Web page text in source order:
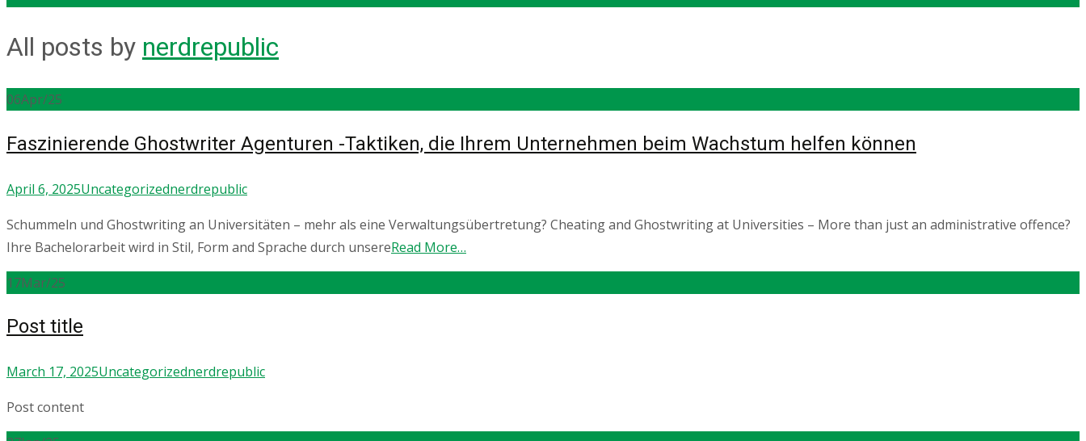
All posts by nerdrepublic
06Apr/25
Faszinierende Ghostwriter Agenturen -Taktiken, die Ihrem Unternehmen beim Wachstum helfen können
April 6, 2025Uncategorizednerdrepublic
Schummeln und Ghostwriting an Universitäten – mehr als eine Verwaltungsübertretung? Cheating and Ghostwriting at Universities – More than just an administrative offence?
Ihre Bachelorarbeit wird in Stil, Form and Sprache durch unsereRead More…
17Mar/25
Post title
March 17, 2025Uncategorizednerdrepublic
Post content